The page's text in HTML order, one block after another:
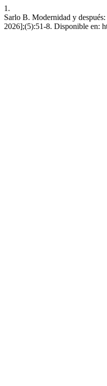
1.
Sarlo B. Modernidad y
2026];(5):51-8. Disponible en: